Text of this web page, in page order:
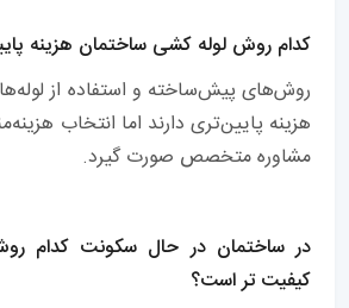
کدام روش لوله کشی ساختمان هزینه
روش‌های پیش‌ساخته و استفاده از
هزینه پایین‌تری دارند اما انتخاب
مشاوره متخصص صورت گیرد.
در ساختمان در حال سکونت کدام
کیفیت تر است؟